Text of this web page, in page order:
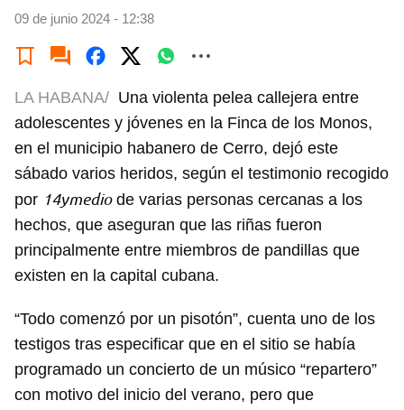
09 de junio 2024 - 12:38
LA HABANA/ Una violenta pelea callejera entre
adolescentes y jóvenes en la Finca de los Monos,
en el municipio habanero de Cerro, dejó este
sábado varios heridos, según el testimonio recogido
por 14ymediode varias personas cercanas a los
hechos, que aseguran que las riñas fueron
principalmente entre miembros de pandillas que
existen en la capital cubana.
“Todo comenzó por un pisotón”, cuenta uno de los
testigos tras especificar que en el sitio se había
programado un concierto de un músico “repartero”
con motivo del inicio del verano, pero que